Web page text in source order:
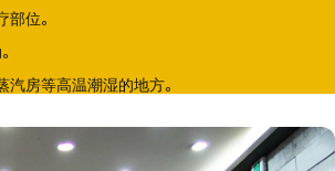
位。
房等高温潮湿的地方。